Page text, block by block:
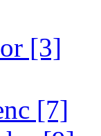
[3]
[7]